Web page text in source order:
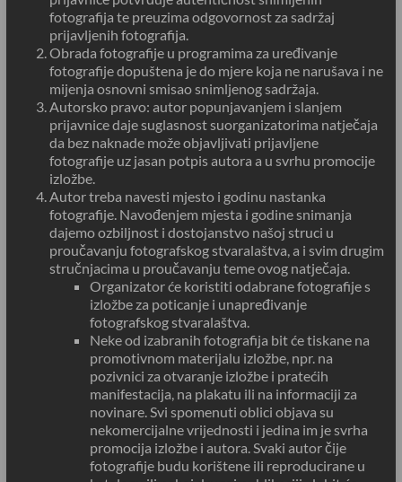
fotografija te preuzima odgovornost za sadržaj
prijavljenih fotografija.
Obrada fotografije u programima za uređivanje
fotografije dopuštena je do mjere koja ne narušava i ne
mijenja osnovni smisao snimljenog sadržaja.
Autorsko pravo: autor popunjavanjem i slanjem
prijavnice daje suglasnost suorganizatorima natječaja
da bez naknade može objavljivati prijavljene
fotografije uz jasan potpis autora a u svrhu promocije
izložbe.
Autor treba navesti mjesto i godinu nastanka
fotografije. Navođenjem mjesta i godine snimanja
dajemo ozbiljnost i dostojanstvo našoj struci u
proučavanju fotografskog stvaralaštva, a i svim drugim
stručnjacima u proučavanju teme ovog natječaja.
Organizator će koristiti odabrane fotografije s
izložbe za poticanje i unapređivanje
fotografskog stvaralaštva.
Neke od izabranih fotografija bit će tiskane na
promotivnom materijalu izložbe, npr. na
pozivnici za otvaranje izložbe i pratećih
manifestacija, na plakatu ili na informaciji za
novinare. Svi spomenuti oblici objava su
nekomercijalne vrijednosti i jedina im je svrha
promocija izložbe i autora. Svaki autor čije
fotografije budu korištene ili reproducirane u